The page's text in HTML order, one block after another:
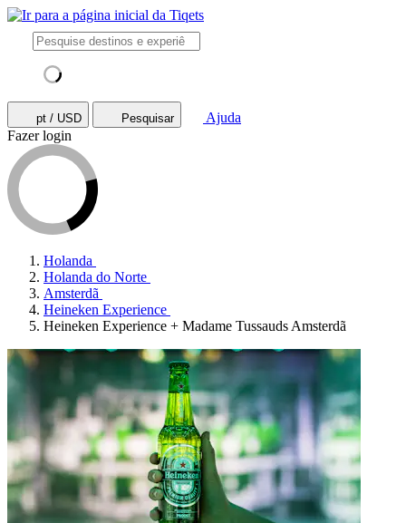
pt / USD Pesquisar
Ajuda
Fazer login
Holanda
Holanda do Norte
Amsterdã
Heineken Experience
Heineken Experience + Madame Tussauds Amsterdã